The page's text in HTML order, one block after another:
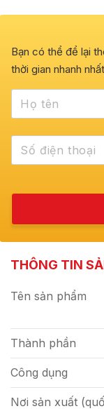
Bạn có thể để lại
thời gian nhanh nhất
THÔNG TIN
Tên sản phẩm
Thành phần
Công dụng
Nơi sản xuất